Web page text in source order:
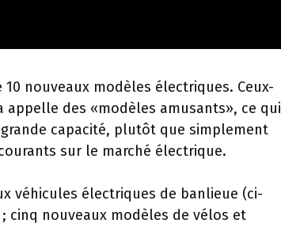
nouveaux modèles électriques. Ceux-
des «modèles amusants», ce qui
capacité, plutôt que simplement
sur le marché électrique.
véhicules électriques de banlieue (ci-
; cinq nouveaux modèles de vélos et